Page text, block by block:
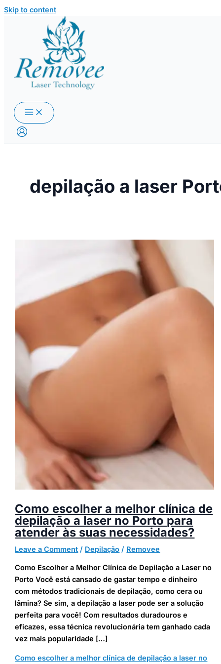
Skip to content
depilação a laser
Como escolher a melhor clínica de
depilação a laser no Porto para
atender às suas necessidades?
Leave a Comment / Depilação / Removee
Como Escolher a Melhor Clínica de Depilação a Laser no
Porto Você está cansado de gastar tempo e dinheiro
com métodos tradicionais de depilação, como cera ou
lâmina? Se sim, a depilação a laser pode ser a solução
perfeita para você! Com resultados duradouros e
eficazes, essa técnica revolucionária tem ganhado cada
vez mais popularidade […]
Como escolher a melhor clínica de depilação a laser no